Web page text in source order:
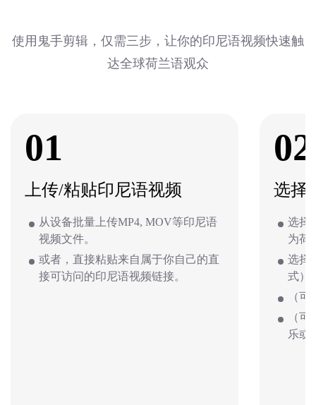
使用鬼手剪辑，仅需三步，让你的印尼语视频快速触
达全球荷兰语观众
01
上传/粘贴印尼语视频
从设备批量上传MP4, MOV等印尼语
视频文件。
或者，直接粘贴来自属于你自己的直
接可访问的印尼语视频链接。
02
选择
选择
为荷
选择
式）
（
（
乐或